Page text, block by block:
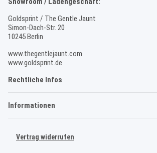
Goldsprint / The Gentle Jaunt
Simon-Dach-Str. 20
10245 Berlin
www.thegentlejaunt.com
www.goldsprint.de
Rechtliche Infos
Informationen
Vertrag widerrufen